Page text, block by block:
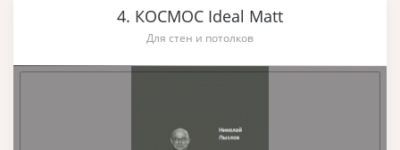
4. КОСМОС Ideal Matt
Для стен и потолков